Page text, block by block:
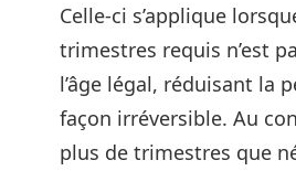
Celle-ci s’applique
trimestres requis n’est
l’âge légal, réduisant la
façon irréversible. Au
plus de trimestres que